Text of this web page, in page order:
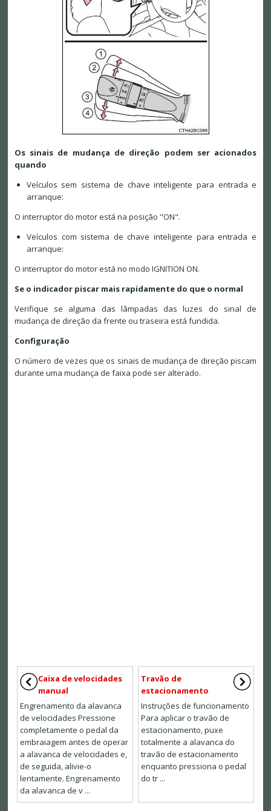
Os sinais de mudança de direção podem ser acionados
quando
Veículos sem sistema de chave inteligente para entrada e
arranque:
O interruptor do motor está na posição "ON".
Veículos com sistema de chave inteligente para entrada e
arranque:
O interruptor do motor está no modo IGNITION ON.
Se o indicador piscar mais rapidamente do que o normal
Verifique se alguma das lâmpadas das luzes do sinal de
mudança de direção da frente ou traseira está fundida.
Configuração
O número de vezes que os sinais de mudança de direção piscam
durante uma mudança de faixa pode ser alterado.
Caixa de velocidades
manual
Engrenamento da alavanca
de velocidades Pressione
completamente o pedal da
embraiagem antes de operar
a alavanca de velocidades e,
de seguida, alivie-o
lentamente. Engrenamento
da alavanca de v ...
Travão de
estacionamento
Instruções de funcionamento
Para aplicar o travão de
estacionamento, puxe
totalmente a alavanca do
travão de estacionamento
enquanto pressiona o pedal
do tr ...